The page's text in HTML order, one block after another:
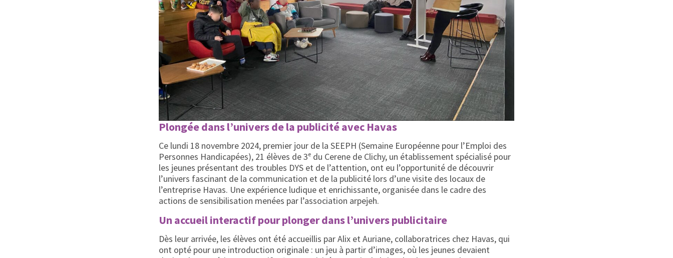
Plongée dans l’univers de la publicité avec Havas
Ce lundi 18 novembre 2024, premier jour de la SEEPH (Semaine Européenne pour l’Emploi des
Personnes Handicapées), 21 élèves de 3ᵉ du Cerene de Clichy, un établissement spécialisé pour
les jeunes présentant des troubles DYS et de l’attention, ont eu l’opportunité de découvrir
l’univers fascinant de la communication et de la publicité lors d’une visite des locaux de
l’entreprise Havas. Une expérience ludique et enrichissante, organisée dans le cadre des
actions de sensibilisation menées par l’association arpejeh.
Un accueil interactif pour plonger dans l’univers publicitaire
Dès leur arrivée, les élèves ont été accueillis par Alix et Auriane, collaboratrices chez Havas, qui
ont opté pour une introduction originale : un jeu à partir d’images, où les jeunes devaient